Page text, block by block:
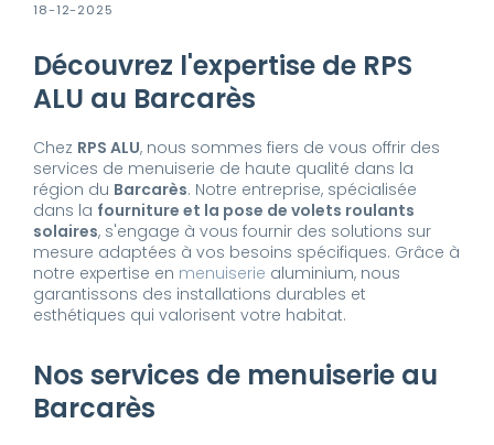
18-12-2025
Découvrez l'expertise de RPS
ALU au Barcarès
Chez RPS ALU, nous sommes fiers de vous offrir des
services de menuiserie de haute qualité dans la
région du Barcarès. Notre entreprise, spécialisée
dans la fourniture et la pose de volets roulants
solaires, s'engage à vous fournir des solutions sur
mesure adaptées à vos besoins spécifiques. Grâce à
notre expertise en menuiserie aluminium, nous
garantissons des installations durables et
esthétiques qui valorisent votre habitat.
Nos services de menuiserie au
Barcarès